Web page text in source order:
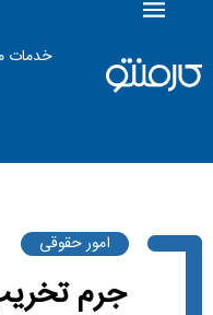
خدمات
امور حقوقی
جرم